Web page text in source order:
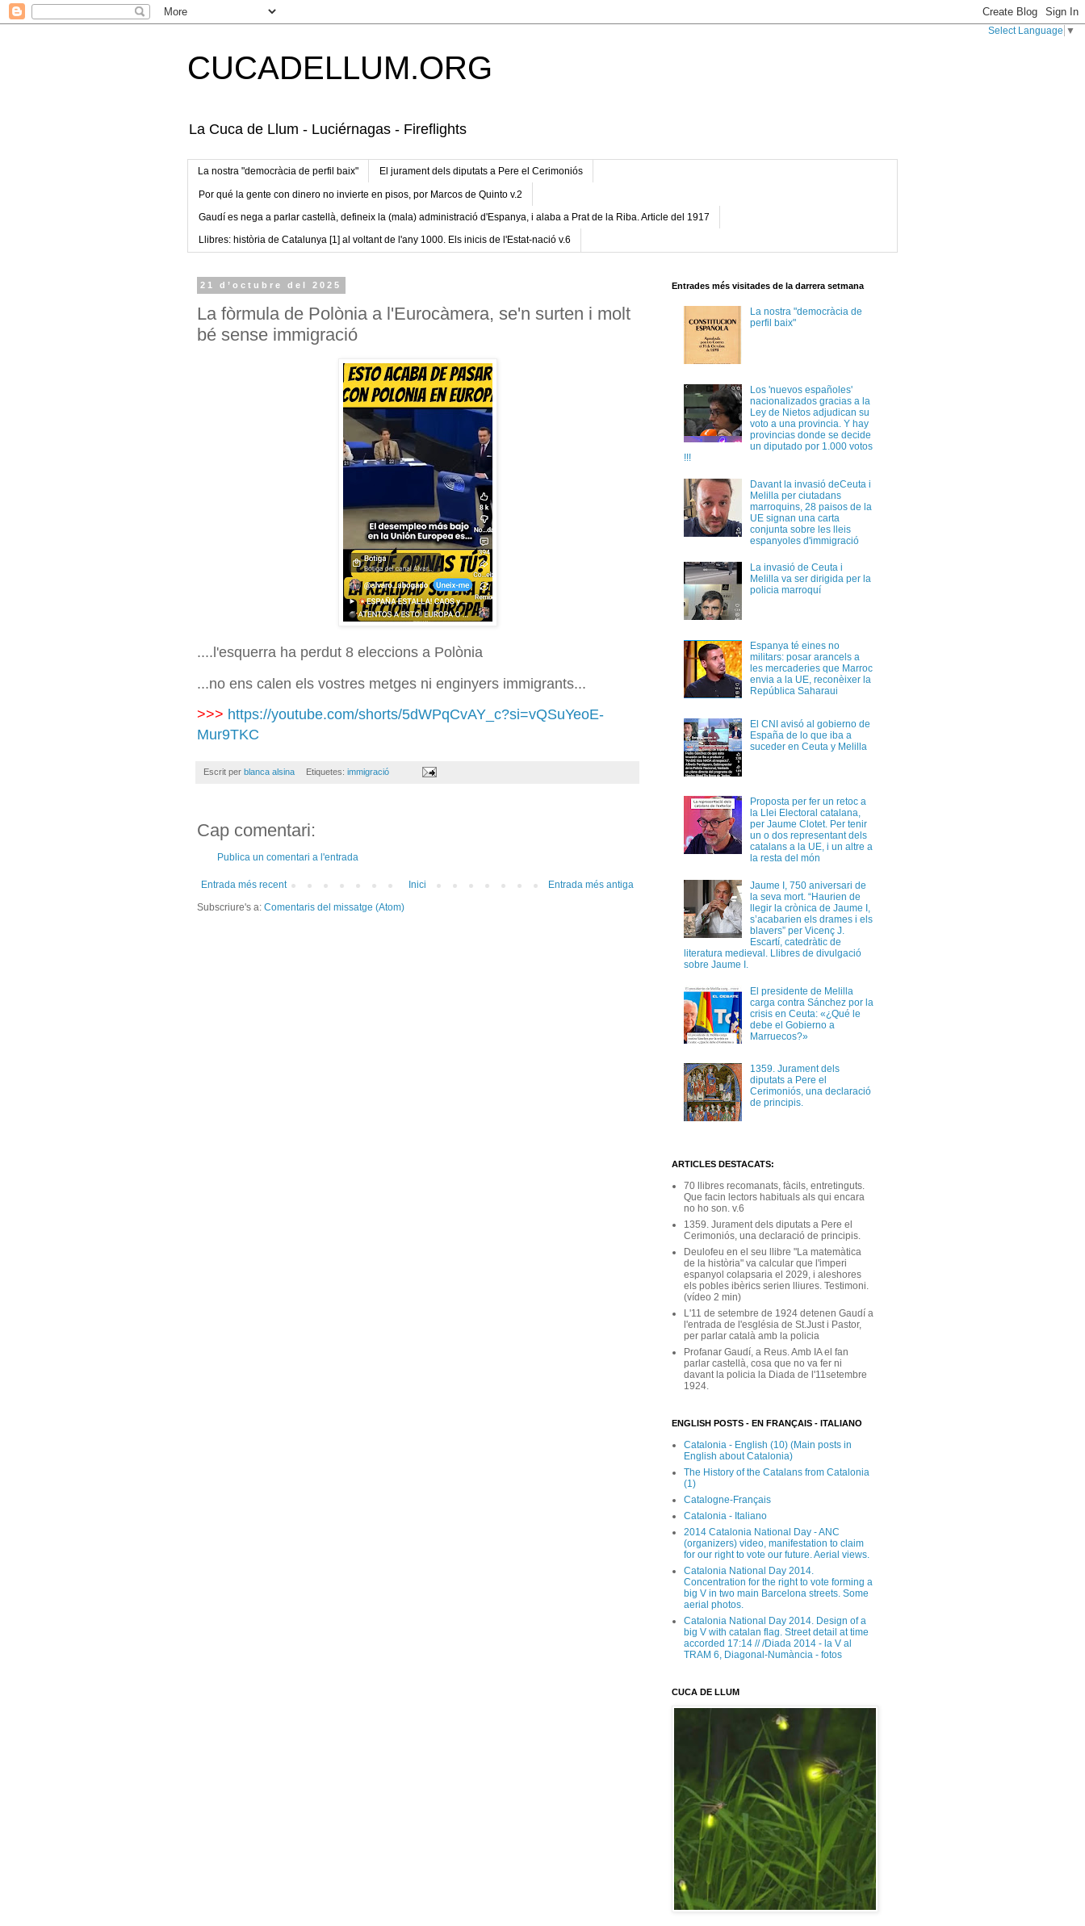
Select Language ▼
CUCADELLUM.ORG
La Cuca de Llum - Luciérnagas - Fireflights
La nostra "democràcia de perfil baix" El jurament dels diputats a Pere el Cerimoniós
Por qué la gente con dinero no invierte en pisos, por Marcos de Quinto v.2
Gaudí es nega a parlar castellà, defineix la (mala) administració d'Espanya, i alaba a Prat de la Riba. Article del 1917
Llibres: història de Catalunya [1] al voltant de l'any 1000. Els inicis de l'Estat-nació v.6
21 d’octubre del 2025
La fòrmula de Polònia a l'Eurocàmera, se'n surten i molt
bé sense immigració
....l'esquerra ha perdut 8 eleccions a Polònia
...no ens calen els vostres metges ni enginyers immigrants...
>>> https://youtube.com/shorts/5dWPqCvAY_c?si=vQSuYeoE-
Mur9TKC
Escrit per blanca alsina Etiquetes: immigració
Cap comentari:
Publica un comentari a l'entrada
Entrada més recent Entrada més antiga
Inici
Subscriure's a: Comentaris del missatge (Atom)
Entrades més visitades de la darrera setmana
La nostra "democràcia de
perfil baix"
Los 'nuevos españoles'
nacionalizados gracias a la
Ley de Nietos adjudican su
voto a una provincia. Y hay
provincias donde se decide
un diputado por 1.000 votos
!!!
Davant la invasió deCeuta i
Melilla per ciutadans
marroquins, 28 paisos de la
UE signan una carta
conjunta sobre les lleis
espanyoles d'immigració
La invasió de Ceuta i
Melilla va ser dirigida per la
policia marroquí
Espanya té eines no
militars: posar arancels a
les mercaderies que Marroc
envia a la UE, reconèixer la
República Saharaui
El CNI avisó al gobierno de
España de lo que iba a
suceder en Ceuta y Melilla
Proposta per fer un retoc a
la Llei Electoral catalana,
per Jaume Clotet. Per tenir
un o dos representant dels
catalans a la UE, i un altre a
la resta del món
Jaume I, 750 aniversari de
la seva mort. “Haurien de
llegir la crònica de Jaume I,
s’acabarien els drames i els
blavers” per Vicenç J.
Escartí, catedràtic de
literatura medieval. Llibres de divulgació
sobre Jaume I.
El presidente de Melilla
carga contra Sánchez por la
crisis en Ceuta: «¿Qué le
debe el Gobierno a
Marruecos?»
1359. Jurament dels
diputats a Pere el
Cerimoniós, una declaració
de principis.
ARTICLES DESTACATS:
70 llibres recomanats, fàcils, entretinguts.
Que facin lectors habituals als qui encara
no ho son. v.6
1359. Jurament dels diputats a Pere el
Cerimoniós, una declaració de principis.
Deulofeu en el seu llibre "La matemàtica
de la història" va calcular que l'imperi
espanyol colapsaria el 2029, i aleshores
els pobles ibèrics serien lliures. Testimoni.
(vídeo 2 min)
L'11 de setembre de 1924 detenen Gaudí a
l'entrada de l'església de St.Just i Pastor,
per parlar català amb la policia
Profanar Gaudí, a Reus. Amb IA el fan
parlar castellà, cosa que no va fer ni
davant la policia la Diada de l'11setembre
1924.
ENGLISH POSTS - EN FRANÇAIS - ITALIANO
Catalonia - English (10) (Main posts in
English about Catalonia)
The History of the Catalans from Catalonia
(1)
Catalogne-Français
Catalonia - Italiano
2014 Catalonia National Day - ANC
(organizers) video, manifestation to claim
for our right to vote our future. Aerial views.
Catalonia National Day 2014.
Concentration for the right to vote forming a
big V in two main Barcelona streets. Some
aerial photos.
Catalonia National Day 2014. Design of a
big V with catalan flag. Street detail at time
accorded 17:14 // /Diada 2014 - la V al
TRAM 6, Diagonal-Numància - fotos
CUCA DE LLUM